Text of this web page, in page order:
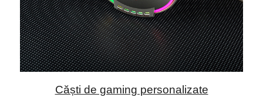
Căști de gaming personalizate